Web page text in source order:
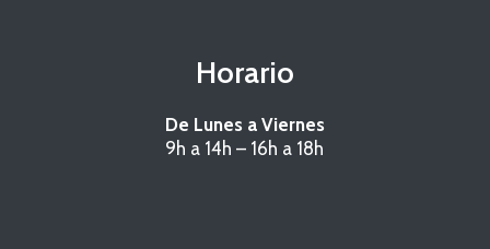
n
Horario
De Lunes a Viernes
9h a 14h – 16h a 18h